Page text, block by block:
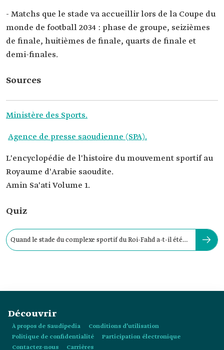
- Matchs que le stade va accueillir lors de la Coupe du
monde de football 2034 : phase de groupe, seizièmes
de finale, huitièmes de finale, quarts de finale et
demi-finales.
Sources
Ministère des Sports.
Agence de presse saoudienne (SPA).
L'encyclopédie de l'histoire du mouvement sportif au
Royaume d'Arabie saoudite.
Amin Sa'ati Volume 1.
Quiz
Quand le stade du complexe sportif du Roi-Fahd a-t-il été
Découvrir
À propos de Saudipedia
Conditions d’utilisation
Politique de confidentialité
Participation électronique
Contactez-nous
Carrières